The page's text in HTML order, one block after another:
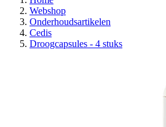
Webshop
Onderhoudsartikelen
Cedis
Droogcapsules - 4 stuks